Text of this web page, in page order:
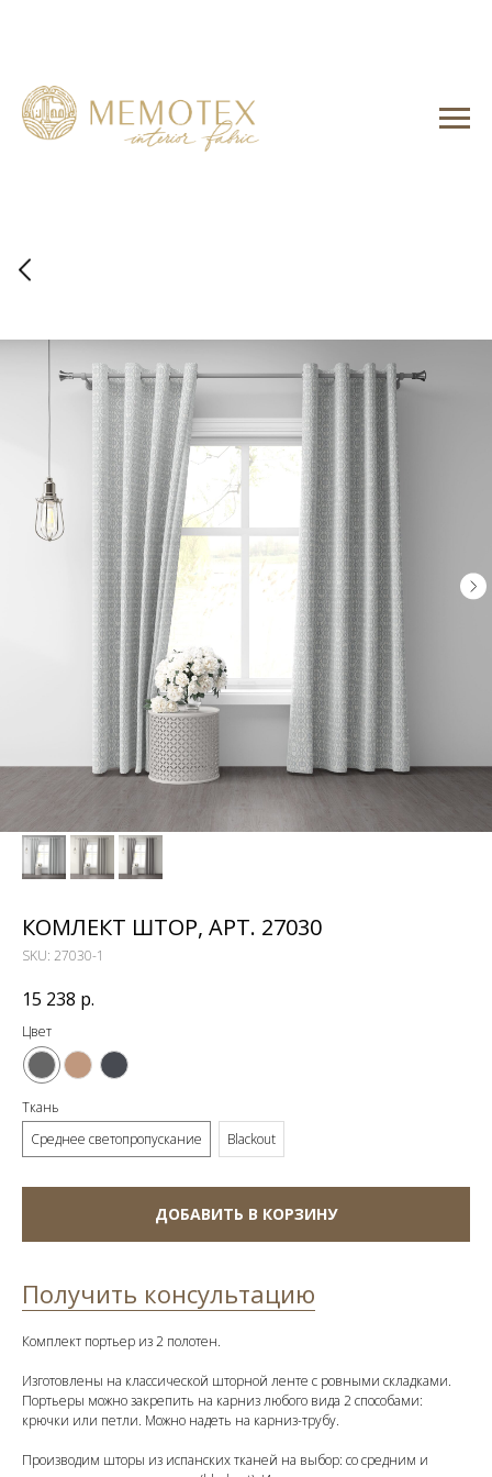
КОМЛЕКТ ШТОР, АРТ. 27030
SKU: 27030-1
15 238 р.
Цвет
Ткань
Среднее светопропускание
Blackout
ДОБАВИТЬ В КОРЗИНУ
Получить консультацию
Комплект портьер из 2 полотен.
Изготовлены на классической шторной ленте с ровными складками.
Портьеры можно закрепить на карниз любого вида 2 способами:
крючки или петли. Можно надеть на карниз-трубу.
Производим шторы из испанских тканей на выбор: со средним и